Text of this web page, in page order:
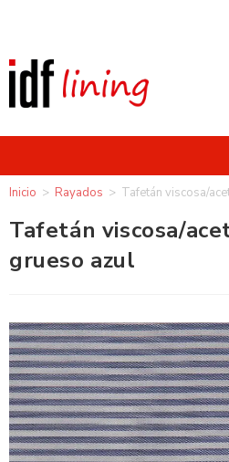
Inicio > Rayados > Tafetán viscosa/
Tafetán viscosa/
grueso azul